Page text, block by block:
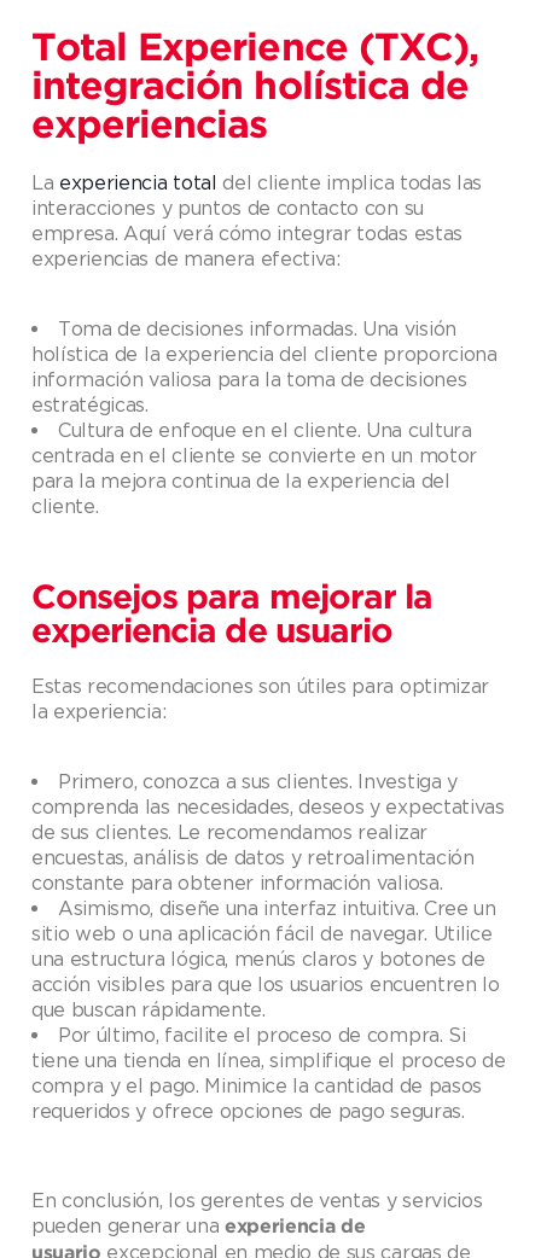
Total Experience (TXC),
integración holística de
experiencias
La experiencia total del cliente implica todas las
interacciones y puntos de contacto con su
empresa. Aquí verá cómo integrar todas estas
experiencias de manera efectiva:
Toma de decisiones informadas. Una visión
holística de la experiencia del cliente proporciona
información valiosa para la toma de decisiones
estratégicas.
Cultura de enfoque en el cliente. Una cultura
centrada en el cliente se convierte en un motor
para la mejora continua de la experiencia del
cliente.
Consejos para mejorar la
experiencia de usuario
Estas recomendaciones son útiles para optimizar
la experiencia:
Primero, conozca a sus clientes. Investiga y
comprenda las necesidades, deseos y expectativas
de sus clientes. Le recomendamos realizar
encuestas, análisis de datos y retroalimentación
constante para obtener información valiosa.
Asimismo, diseñe una interfaz intuitiva. Cree un
sitio web o una aplicación fácil de navegar. Utilice
una estructura lógica, menús claros y botones de
acción visibles para que los usuarios encuentren lo
que buscan rápidamente.
Por último, facilite el proceso de compra. Si
tiene una tienda en línea, simplifique el proceso de
compra y el pago. Minimice la cantidad de pasos
requeridos y ofrece opciones de pago seguras.
En conclusión, los gerentes de ventas y servicios
pueden generar una experiencia de
usuario excepcional en medio de sus cargas de